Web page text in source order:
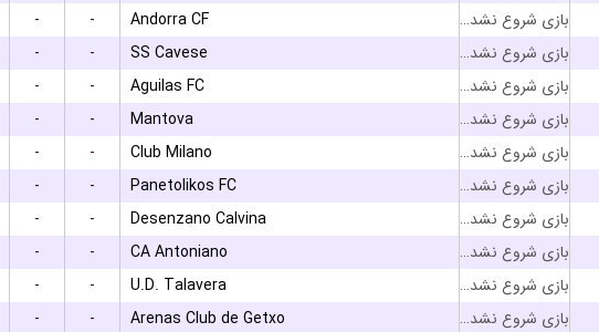
- - Andorra CF بازی شروع نشده است
- - SS Cavese بازی شروع نشده است
- - Aguilas FC بازی شروع نشده است
- - Mantova بازی شروع نشده است
- - Club Milano بازی شروع نشده است
- - Panetolikos FC بازی شروع نشده است
- - Desenzano Calvina بازی شروع نشده است
- - CA Antoniano بازی شروع نشده است
- - U.D. Talavera بازی شروع نشده است
- - Arenas Club de Getxo بازی شروع نشده است